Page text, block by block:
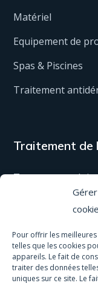
Pour offrir les
telles que les cookies
appareils. Le fait de
traiter des données
uniques sur ce site. Le
Matériel
Equipement de
Spas & Piscines
Traitement
Traitement de
Tous nos produits
Eau de pluie
Analyses